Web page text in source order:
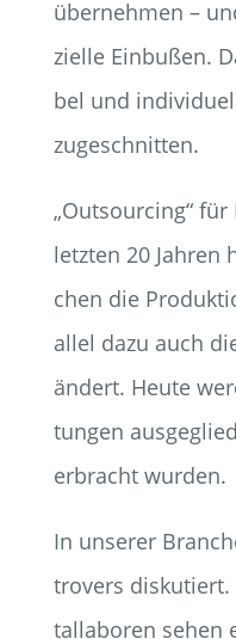
über­neh­men –
zi­el­le Ein­bu­ßen.
bel und
zugeschnitten.
„Out­sour­cing“
letz­ten 20
chen die
al­lel dazu auch
än­dert. Heu­te
tun­gen
erbracht wurden.
In unse­rer
tro­vers
tal­la­bo­ren sehen